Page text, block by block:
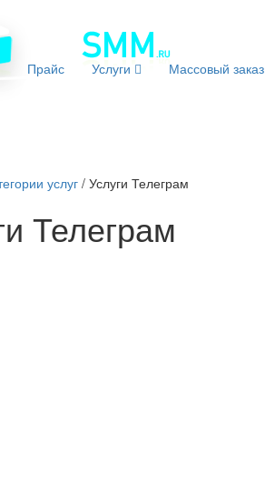
Прайс Услуги Массовый заказ
услуг / Услуги Телеграм
Телеграм